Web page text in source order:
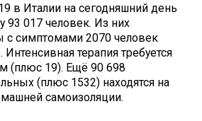
в Италии на сегодняшний день
93 017 человек. Из них
с симптомами 2070 человек
терапия требуется
(плюс 19). Ещё 90 698
(плюс 1532) находятся на
самоизоляции.